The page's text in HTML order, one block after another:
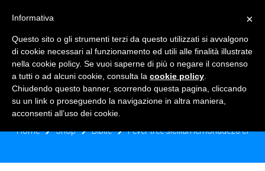
FEVER-TREE SICILIAN LEMONADE20
Home Shop Bibite Fever-tree sicilian lemonade20 cl
×
Informativa
Questo sito o gli strumenti terzi da questo utilizzati si avvalgono
di cookie necessari al funzionamento ed utili alle finalità illustrate
nella cookie policy. Se vuoi saperne di più o negare il consenso
a tutti o ad alcuni cookie, consulta la cookie policy
Chiudendo questo banner, scorrendo questa pagina, cliccando
su un link o proseguendo la navigazione in altra maniera,
acconsenti all’uso dei cookie.